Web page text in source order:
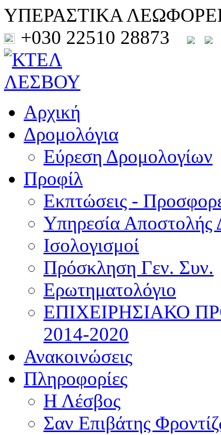
ΥΠΕΡΑΣΤΙΚΑ
+030 22510 28873
Αρχική
Δρομολόγια
Εύρεση Δρομολογίων
Προφίλ
Εκπτώσεις -
Υπηρεσία Αποστολής
Ισολογισμοί
Πρόσκληση Γεν. Συν.
Ερωτηματολόγιο
ΕΠΙΧΕΙΡΗΣΙΑΚΟ
2014-2020
Ανακοινώσεις
Πληροφορίες
Η Λέσβος
Σαν Επιβάτης